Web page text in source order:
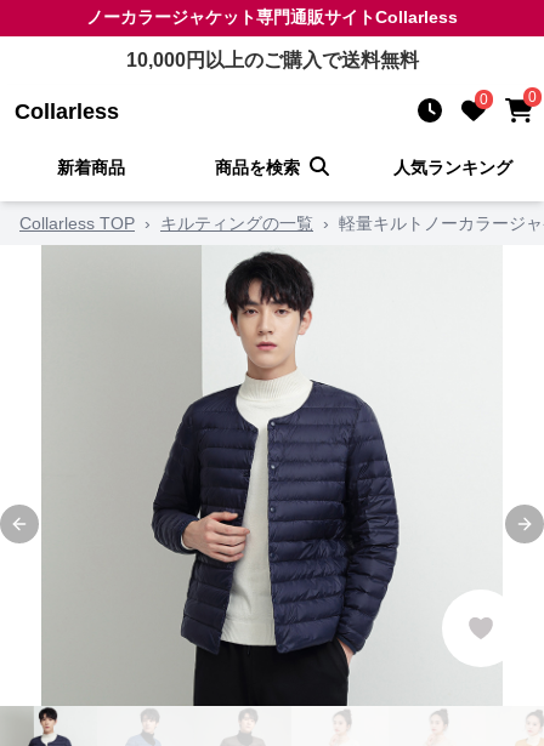
ノーカラージャケット専門通販サイトCollarless
10,000円以上のご購入で送料無料
Collarless 0 0
新着商品 商品を検索 人気ランキング
Collarless TOP › キルティングの一覧 › 軽量キルトノーカラージ
Previous slide